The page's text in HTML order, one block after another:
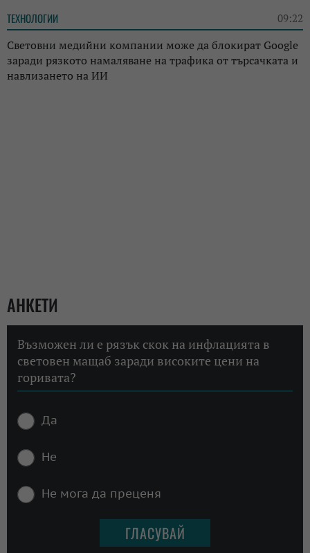
ТЕХНОЛОГИИ 09:22
Световни медийни компании може да блокират Google
заради рязкото намаляване на трафика от търсачката и
навлизането на ИИ
АНКЕТИ
Възможен ли е рязък скок на инфлацията в
световен мащаб заради високите цени на
горивата?
Да
Не
Не мога да преценя